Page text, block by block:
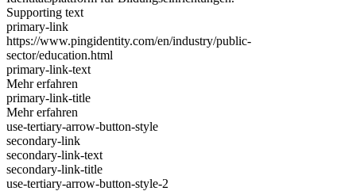
Supporting text
primary-link
https://www.pingidentity.com/en/industry/public-
sector/education.html
primary-link-text
Mehr erfahren
primary-link-title
Mehr erfahren
use-tertiary-arrow-button-style
secondary-link
secondary-link-text
secondary-link-title
use-tertiary-arrow-button-style-2